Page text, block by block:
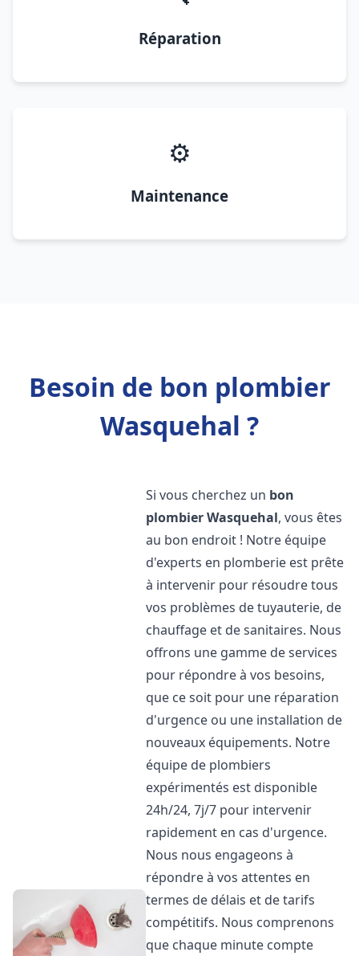
Réparation
⚙️
Maintenance
Besoin de bon plombier
Wasquehal ?
Si vous cherchez un bon
plombierWasquehal, vous êtes
au bon endroit ! Notre équipe
d'experts en plomberie est prête
à intervenir pour résoudre tous
vos problèmes de tuyauterie, de
chauffage et de sanitaires. Nous
offrons une gamme de services
pour répondre à vos besoins,
que ce soit pour une réparation
d'urgence ou une installation de
nouveaux équipements. Notre
équipe de plombiers
expérimentés est disponible
24h/24, 7j/7 pour intervenir
rapidement en cas d'urgence.
Nous nous engageons à
répondre à vos attentes en
termes de délais et de tarifs
compétitifs. Nous comprenons
que chaque minute compte